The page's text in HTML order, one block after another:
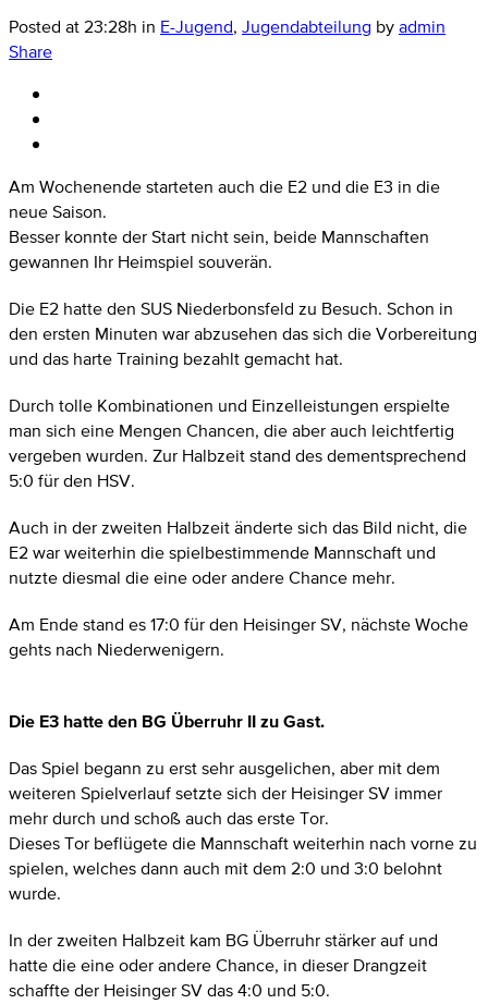
Posted at 23:28h in E-Jugend, Jugendabteilung byadmin
Share
Am Wochenende starteten auch die E2 und die E3 in die
neue Saison.
Besser konnte der Start nicht sein, beide Mannschaften
gewannen Ihr Heimspiel souverän.
Die E2 hatte den SUS Niederbonsfeld zu Besuch. Schon in
den ersten Minuten war abzusehen das sich die Vorbereitung
und das harte Training bezahlt gemacht hat.
Durch tolle Kombinationen und Einzelleistungen erspielte
man sich eine Mengen Chancen, die aber auch leichtfertig
vergeben wurden. Zur Halbzeit stand des dementsprechend
5:0 für den HSV.
Auch in der zweiten Halbzeit änderte sich das Bild nicht, die
E2 war weiterhin die spielbestimmende Mannschaft und
nutzte diesmal die eine oder andere Chance mehr.
Am Ende stand es 17:0 für den Heisinger SV, nächste Woche
gehts nach Niederwenigern.
Die E3 hatte den BG Überruhr II zu Gast.
Das Spiel begann zu erst sehr ausgelichen, aber mit dem
weiteren Spielverlauf setzte sich der Heisinger SV immer
mehr durch und schoß auch das erste Tor.
Dieses Tor beflügete die Mannschaft weiterhin nach vorne zu
spielen, welches dann auch mit dem 2:0 und 3:0 belohnt
wurde.
In der zweiten Halbzeit kam BG Überruhr stärker auf und
hatte die eine oder andere Chance, in dieser Drangzeit
schaffte der Heisinger SV das 4:0 und 5:0.